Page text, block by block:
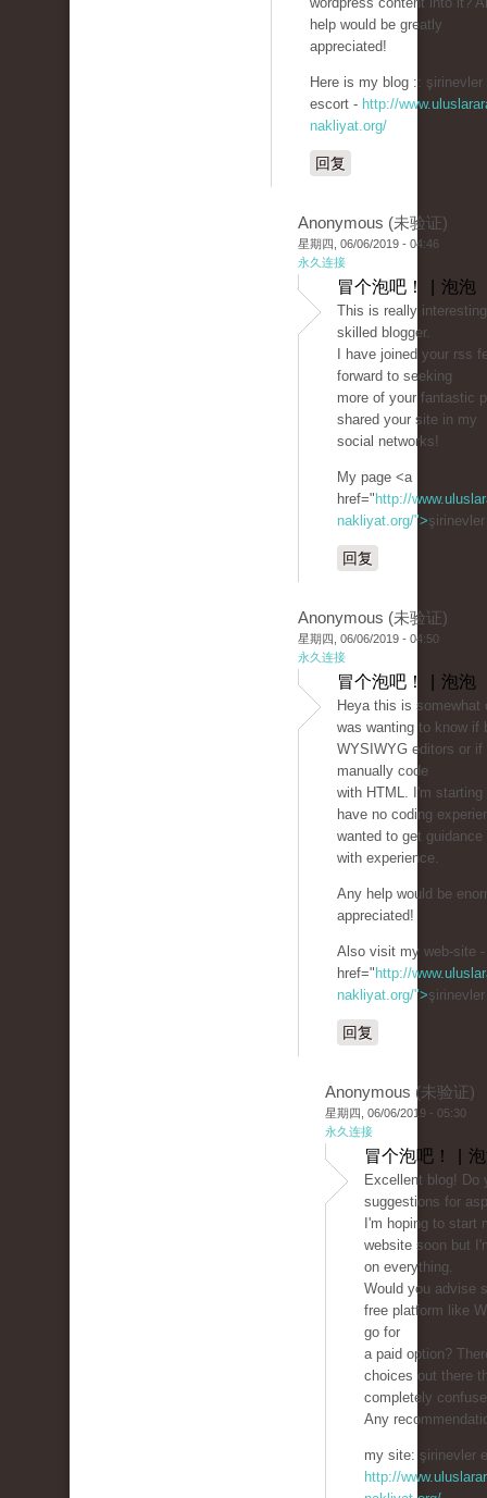
help would be greatly
appreciated!
Here is my blog :: şirinevler
escort - http://
nakliyat.org/
回复
Anonymous (未验证)
星期四, 06/06/2019 - 04:46
永久连接
冒个泡吧！ | 泡泡
This is really
skilled blogger.
I have joined your rss
forward to seeking
more of your fantastic
shared your site in my
social networks!
My page <a
href=" http://
nakliyat.org/">
回复
Anonymous (未验证)
星期四, 06/06/2019 - 04:50
永久连接
冒个泡吧！ | 泡泡
Heya this is
was wanting to know if
WYSIWYG editors or if
manually code
with HTML. I'm
have no coding
wanted to get
with experience.
Any help would be
appreciated!
Also visit my web-site
href=" http://
nakliyat.org/">
回复
Anonymous (未验证)
星期四, 06/06/2019 - 05:30
永久连接
冒个泡吧！ |
Excellent blog! Do
suggestions for
I'm hoping to start
website soon but
on everything.
Would you advise
free platform like
go for
a paid option?
choices out there
completely
Any
my site: şirinevler
http://